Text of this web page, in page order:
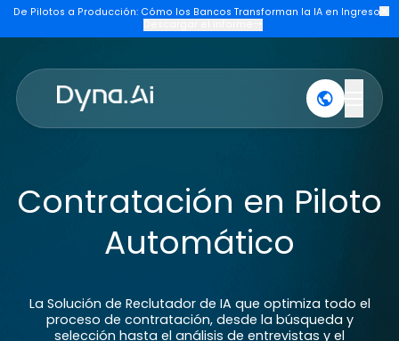
De Pilotos a Producción: Cómo los Bancos Transforman la IA en
Productos Industrias Compañía
Contratación en
Automático